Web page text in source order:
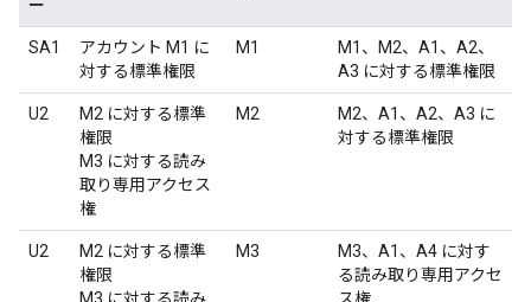
ー
SA1
アカウント M1 に
対する標準権限
M1
M1、M2、A1、A2、
A3 に対する標準権限
U2
M2 に対する標準
権限
M3 に対する読み
取り専用アクセス
権
M2
M2、A1、A2、A3 に
対する標準権限
U2
M2 に対する標準
権限
M3
M3、A1、A4 に対す
る読み取り専用アクセ